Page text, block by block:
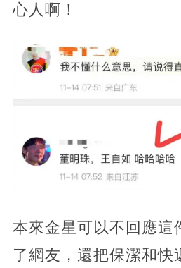
心人啊！
本來金星可以不回應這
了網友，還把保潔和快